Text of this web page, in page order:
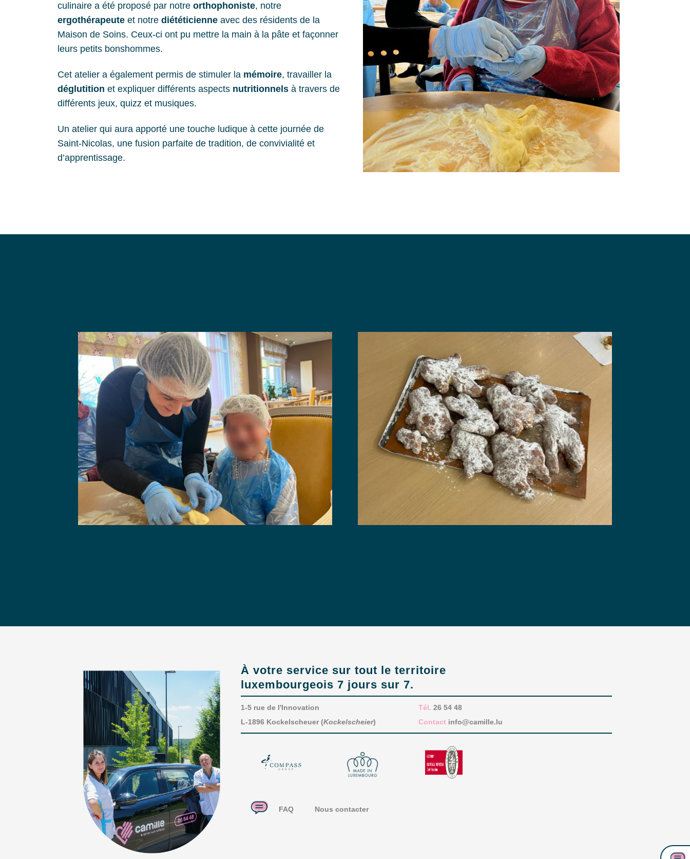
culinaire a été proposé par notre orthophoniste, notre
ergothérapeute et notre diététicienne avec des résidents de la
Maison de Soins. Ceux-ci ont pu mettre la main à la pâte et façonner
leurs petits bonshommes.
Cet atelier a également permis de stimuler la mémoire, travailler la
déglutition et expliquer différents aspects nutritionnels à travers de
différents jeux, quizz et musiques.
Un atelier qui aura apporté une touche ludique à cette journée de
Saint-Nicolas, une fusion parfaite de tradition, de convivialité et
d’apprentissage.
À votre service sur tout le territoire
luxembourgeois 7 jours sur 7.
1-5 rue de l'Innovation
L-1896 Kockelscheuer (Kockelscheier)
Tél. 26 54 48
Contact info@camille.lu
FAQ Nous contacter